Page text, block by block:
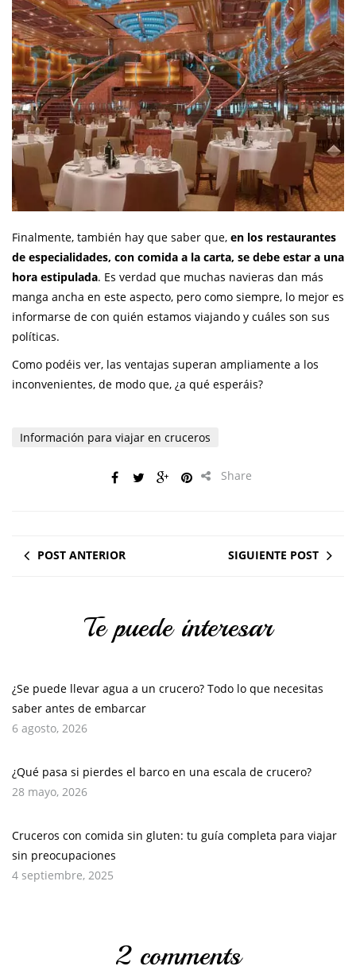
Finalmente, también hay que saber que, en los restaurantes
de especialidades, con comida a la carta, se debe estar a una
hora estipulada. Es verdad que muchas navieras dan más
manga ancha en este aspecto, pero como siempre, lo mejor es
informarse de con quién estamos viajando y cuáles son sus
políticas.
Como podéis ver, las ventajas superan ampliamente a los
inconvenientes, de modo que, ¿a qué esperáis?
Información para viajar en cruceros
Share
POST ANTERIOR SIGUIENTE POST
Te puede interesar
¿Se puede llevar agua a un crucero? Todo lo que necesitas
saber antes de embarcar
6 agosto, 2026
¿Qué pasa si pierdes el barco en una escala de crucero?
28 mayo, 2026
Cruceros con comida sin gluten: tu guía completa para viajar
sin preocupaciones
4 septiembre, 2025
2 comments